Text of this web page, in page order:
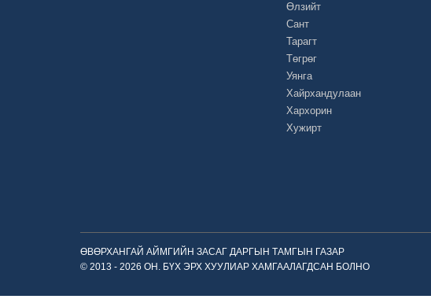
Өлзийт
Сант
Тарагт
Төгрөг
Уянга
Хайрхандулаан
Хархорин
Хужирт
ӨВӨРХАНГАЙ АЙМГИЙН ЗАСАГ ДАРГЫН ТАМГЫН ГАЗАР
© 2013 - 2026 ОН. БҮХ ЭРХ ХУУЛИАР ХАМГААЛАГДСАН БОЛНО